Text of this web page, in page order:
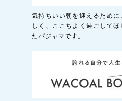
気持ちいい朝を迎えるため
しく、ここちよく過ごして
たパジャマです。